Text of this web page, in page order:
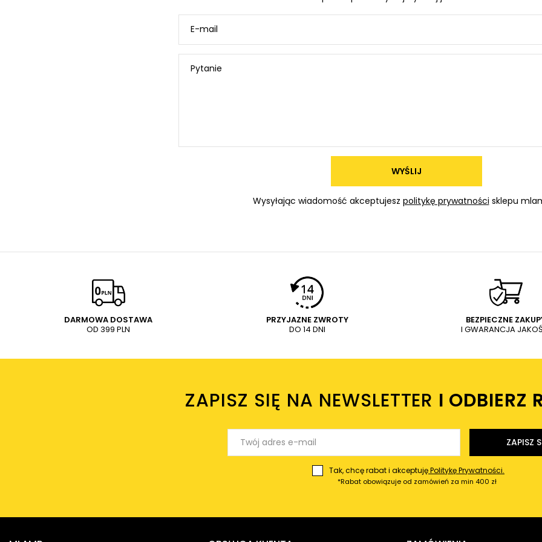
E-mail
Pytanie
WYŚLIJ
Wysyłając wiadomość akceptujesz politykę prywatności sklepu
DARMOWA DOSTAWA
OD 399 PLN
PRZYJAZNE ZWROTY
DO 14 DNI
BEZPIECZNE
I GWARANCJA
ZAPISZ SIĘ NA NEWSLETTER I ODBIERZ
ZAPISZ
Tak, chcę rabat i akceptujęPolitykę Prywatności.
*Rabat obowiązuje od zamówień za min 400 zł